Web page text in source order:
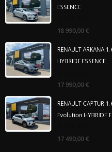
ESSENCE
out
18 990,00 €
RENAULT ARKANA
HYBRIDE ESSENCE
out
17 990,00 €
RENAULT CAPTUR
Evolution HYBRIDE
out
17 490,00 €